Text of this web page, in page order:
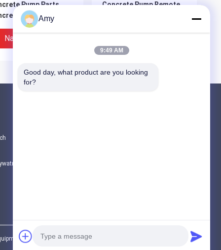
Pump Parts
Pump Hopper
Hopper Assy
Najlepsza Cena
Concrete Pump Remote
Co., Ltd. All Rights Reserved.
Amy
9:49 AM
Good day, what product are you looking
for?